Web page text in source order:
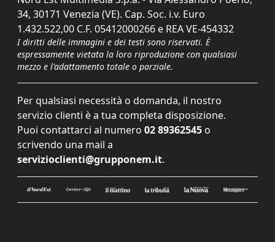
34, 30171 Venezia (VE). Cap. Soc. i.v. Euro
1.432.522,00 C.F. 05412000266 e REA VE-454332
I diritti delle immagini e dei testi sono riservati. È
espressamente vietata la loro riproduzione con qualsiasi
mezzo e l'adattamento totale o parziale.
Per qualsiasi necessità o domanda, il nostro
servizio clienti è a tua completa disposizione.
Puoi contattarci al numero 02 89362545 o
scrivendo una mail a
servizioclienti@grupponem.it.